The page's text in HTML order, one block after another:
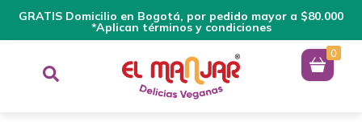
GRATIS Domicilio en Bogotá, por pedido mayor a $80.000
*Aplican términos y condiciones
0